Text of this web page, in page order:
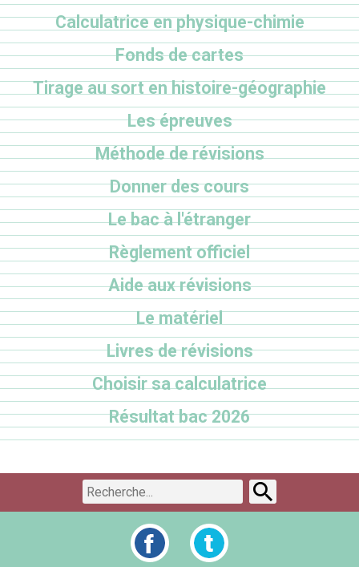
Calculatrice en physique-chimie
Fonds de cartes
Tirage au sort en histoire-géographie
Les épreuves
Méthode de révisions
Donner des cours
Le bac à l'étranger
Règlement officiel
Aide aux révisions
Le matériel
Livres de révisions
Choisir sa calculatrice
Résultat bac 2026